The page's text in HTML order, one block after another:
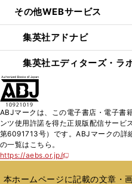
その他WEBサービス
集英社アドナビ
集英社エディターズ・ラ
ABJマークは、この電子書店・電子書
ンツ使用許諾を得た正規版配信サービ
第6091713号）です。ABJマークの詳
の一覧はこちら。
https://aebs.or.jp/
新
い
本ホームページに記載の文章・